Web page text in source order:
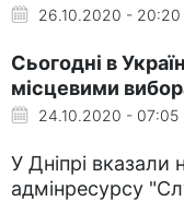
26.10.2020 - 20:20
Сьогодні в
місцевими
24.10.2020 - 07:05
У Дніпрі вказали
адмінресурсу